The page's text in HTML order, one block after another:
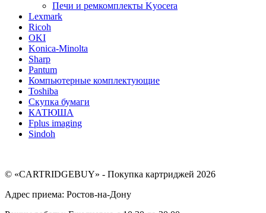
Печи и ремкомплекты Kyocera
Lexmark
Ricoh
OKI
Konica-Minolta
Sharp
Pantum
Компьютерные комплектующие
Toshiba
Скупка бумаги
КАТЮША
Fplus imaging
Sindoh
© «CARTRIDGEBUY» - Покупка картриджей 2026
Адрес приема: Ростов-на-Дону